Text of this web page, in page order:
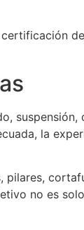
suspensión,
la
pilares,
no es